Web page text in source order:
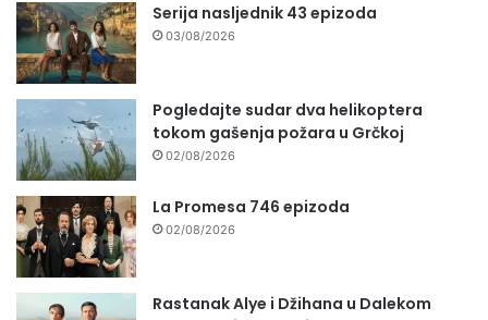
Serija nasljednik 43 epizoda
03/08/2026
Pogledajte sudar dva helikoptera
tokom gašenja požara u Grčkoj
02/08/2026
La Promesa 746 epizoda
02/08/2026
Rastanak Alye i Džihana u Dalekom